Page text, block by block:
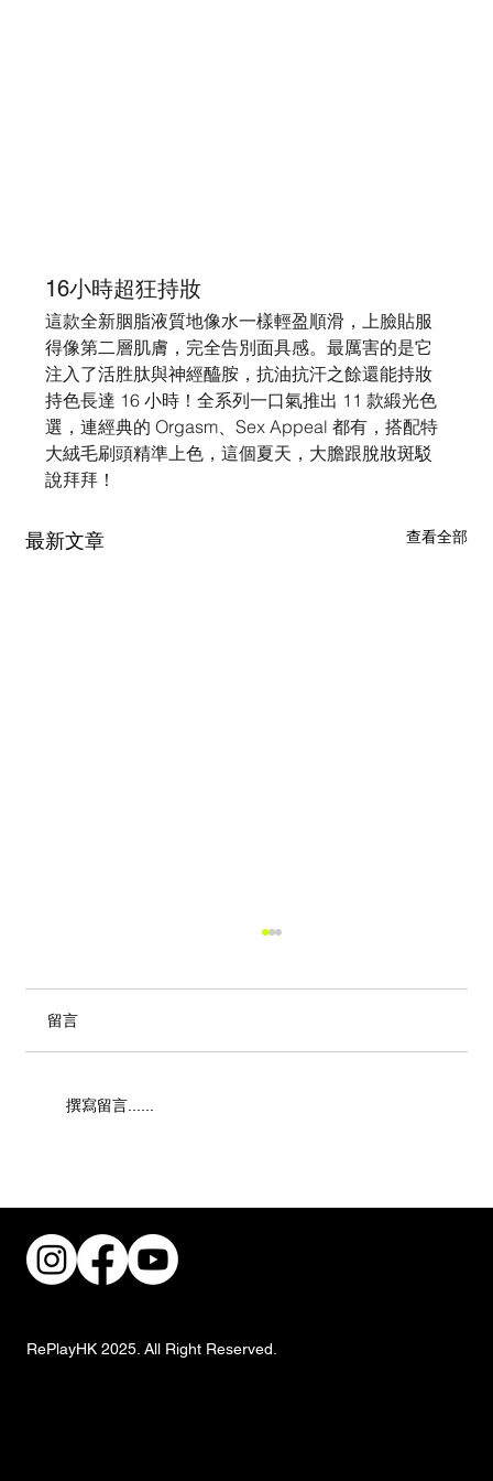
16小時超狂持妝
這款全新胭脂液質地像水一樣輕盈順滑，上臉貼服
得像第二層肌膚，完全告別面具感。最厲害的是它
注入了活胜肽與神經醯胺，抗油抗汗之餘還能持妝
持色長達 16 小時！全系列一口氣推出 11 款緞光色
選，連經典的 Orgasm、Sex Appeal 都有，搭配特
大絨毛刷頭精準上色，這個夏天，大膽跟脫妝斑駁
說拜拜！
最新文章 查看全部
推動傷健共融
留言
撰寫留言......
RePlayHK 2025. All Right Reserved.